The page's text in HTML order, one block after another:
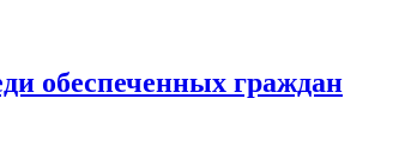
обеспеченных граждан